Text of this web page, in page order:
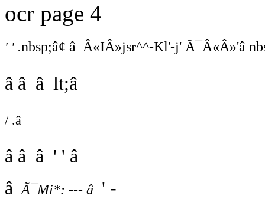
ocr page 4
' ' .nbsp;â¢ â Â«IÂ»jsr^^-Kl'-j' Ã¯Â«Â»'â
â â â lt;â
/ .â
â â â ' ' â
â Ã¯Mi*: --- â ' -